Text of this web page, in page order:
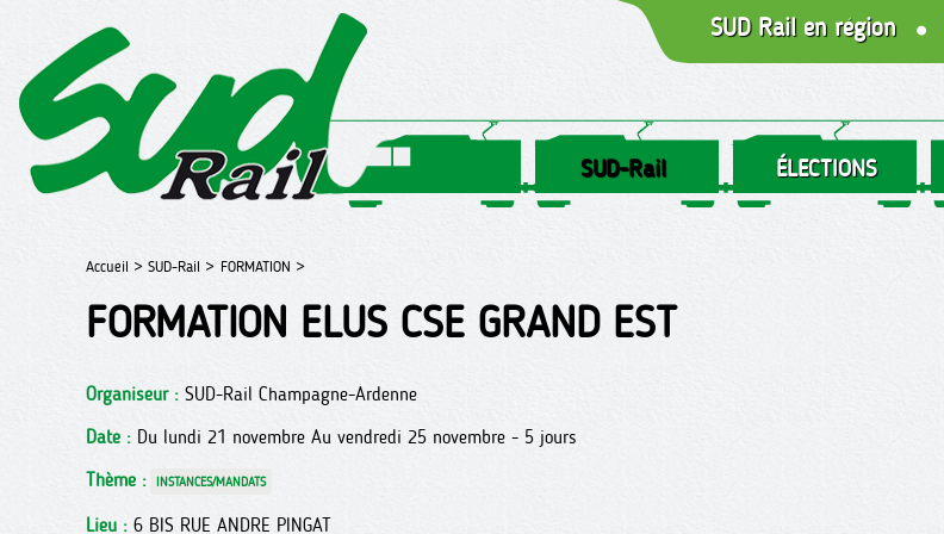
SUD Rail en région
SUD-Rail ÉLECTIONS
Accueil > SUD-Rail > FORMATION >
FORMATION ELUS CSE GRAND EST
Organiseur : SUD-Rail Champagne-Ardenne
Date : Du lundi 21 novembre Au vendredi 25 novembre - 5 jours
Thème : INSTANCES/MANDATS
Lieu : 6 BIS RUE ANDRE PINGAT